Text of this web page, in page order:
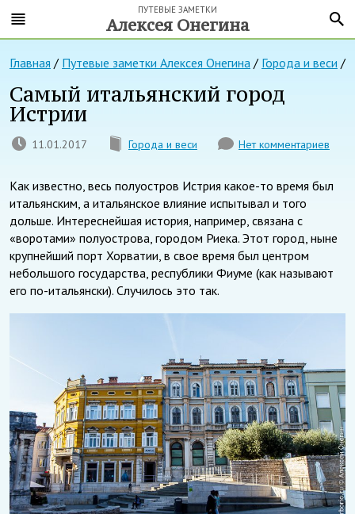
ПУТЕВЫЕ ЗАМЕТКИ
Алексея Онегина
Главная / Путевые заметки Алексея Онегина / Города и веси /
Самый итальянский город
Истрии
11.01.2017 Города и веси Нет комментариев
Как известно, весь полуостров Истрия какое-то время был
итальянским, а итальянское влияние испытывал и того
дольше. Интереснейшая история, например, связана с
«воротами» полуострова, городом Риека. Этот город, ныне
крупнейший порт Хорватии, в свое время был центром
небольшого государства, республики Фиуме (как называют
его по-итальянски). Случилось это так.